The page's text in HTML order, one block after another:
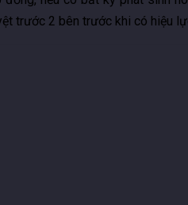
trước 2 bên trước khi có hiệu